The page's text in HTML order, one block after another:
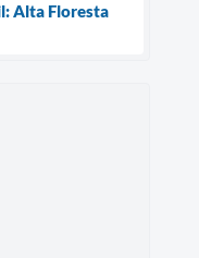
Alta Floresta